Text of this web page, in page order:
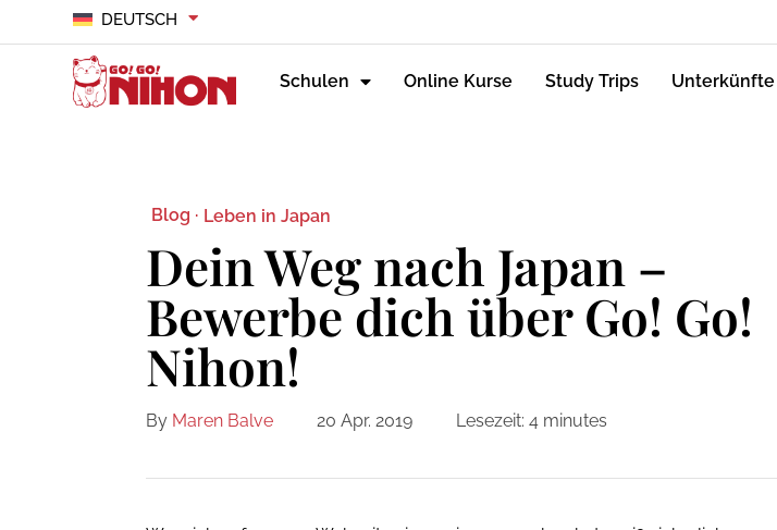
DEUTSCH
Schulen Online Kurse Study Trips Unterkünfte
Blog · Leben in Japan
Dein Weg nach Japan –
Bewerbe dich über Go! Go!
Nihon!
By Maren Balve 20 Apr. 2019 Lesezeit: 4 minutes